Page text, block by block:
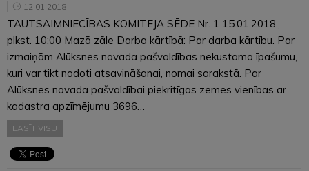
12.01.2018
TAUTSAIMNIECĪBAS KOMITEJA SĒDE Nr. 1 15.01.2018.,
plkst. 10:00 Mazā zāle Darba kārtībā: Par darba kārtību. Par
izmaiņām Alūksnes novada pašvaldības nekustamo īpašumu,
kuri var tikt nodoti atsavināšanai, nomai sarakstā. Par
Alūksnes novada pašvaldībai piekritīgas zemes vienības ar
kadastra apzīmējumu 3696…
LASĪT VISU